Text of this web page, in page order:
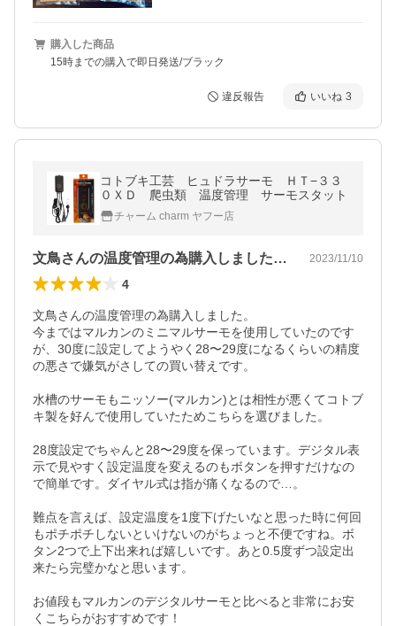
購入した商品
15時までの購入で即日発送/ブラック
違反報告 いいね 3
コトブキ工芸 ヒュドラサーモ ＨＴ−３３
０ＸＤ 爬虫類 温度管理 サーモスタット
チャーム charm ヤフー店
文鳥さんの温度管理の為購入しました。今… 2023/11/10
4
文鳥さんの温度管理の為購入しました。
今まではマルカンのミニマルサーモを使用していたのです
が、30度に設定してようやく28〜29度になるくらいの精度
の悪さで嫌気がさしての買い替えです。
水槽のサーモもニッソー(マルカン)とは相性が悪くてコトブ
キ製を好んで使用していたためこちらを選びました。
28度設定でちゃんと28〜29度を保っています。デジタル表
示で見やすく設定温度を変えるのもボタンを押すだけなの
で簡単です。ダイヤル式は指が痛くなるので…。
難点を言えば、設定温度を1度下げたいなと思った時に何回
もポチポチしないといけないのがちょっと不便ですね。ボ
タン2つで上下出来れば嬉しいです。あと0.5度ずつ設定出
来たら完璧かなと思います。
お値段もマルカンのデジタルサーモと比べると非常にお安
くこちらがおすすめです！